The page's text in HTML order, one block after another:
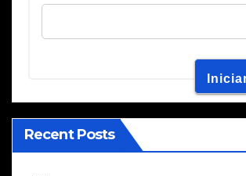
Recent Posts